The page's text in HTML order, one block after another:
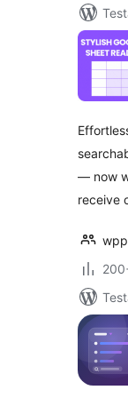
— now
receive